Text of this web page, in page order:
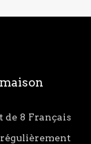
de 8 Français